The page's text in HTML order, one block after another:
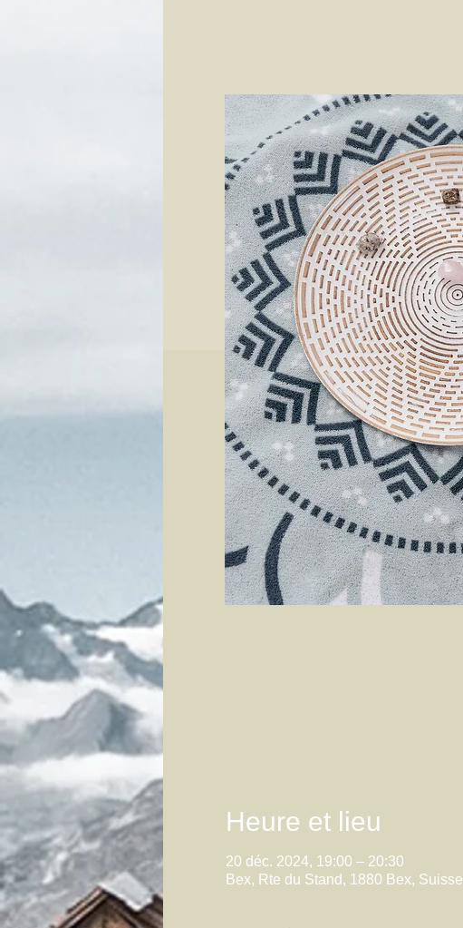
Heure et lieu
20 déc. 2024, 19:00 – 20:30
Bex, Rte du Stand, 1880 Bex, Suisse